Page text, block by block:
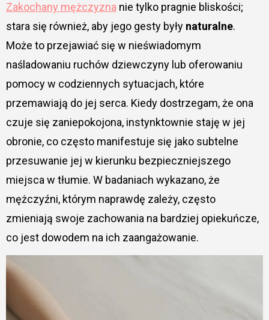
Zakochany mężczyznanie tylko pragnie bliskości;
stara się również, aby jego gesty były naturalne.
Może to przejawiać się w nieświadomym
naśladowaniu ruchów dziewczyny lub oferowaniu
pomocy w codziennych sytuacjach, które
przemawiają do jej serca. Kiedy dostrzegam, że ona
czuje się zaniepokojona, instynktownie staję w jej
obronie, co często manifestuje się jako subtelne
przesuwanie jej w kierunku bezpieczniejszego
miejsca w tłumie. W badaniach wykazano, że
mężczyźni, którym naprawdę zależy, często
zmieniają swoje zachowania na bardziej opiekuńcze,
co jest dowodem na ich zaangażowanie.